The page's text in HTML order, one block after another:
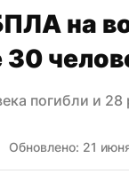
на
погибли и 28
Обновлено: 21